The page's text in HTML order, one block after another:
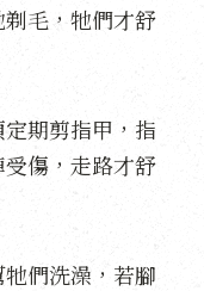
毛，牠們才舒
期剪指甲，指
傷，走路才舒
們洗澡，若腳